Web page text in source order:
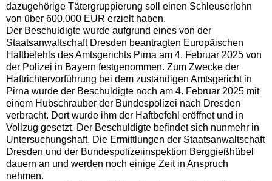
dazugehörige Tätergruppierung soll einen Schleuserlohn
von über 600.000 EUR erzielt haben.
Der Beschuldigte wurde aufgrund eines von der
Staatsanwaltschaft Dresden beantragten Europäischen
Haftbefehls des Amtsgerichts Pirna am 4. Februar 2025 von
der Polizei in Bayern festgenommen. Zum Zwecke der
Haftrichtervorführung bei dem zuständigen Amtsgericht in
Pirna wurde der Beschuldigte noch am 4. Februar 2025 mit
einem Hubschrauber der Bundespolizei nach Dresden
verbracht. Dort wurde ihm der Haftbefehl eröffnet und in
Vollzug gesetzt. Der Beschuldigte befindet sich nunmehr in
Untersuchungshaft. Die Ermittlungen der Staatsanwaltschaft
Dresden und der Bundespolizeiinspektion Berggießhübel
dauern an und werden noch einige Zeit in Anspruch
nehmen.